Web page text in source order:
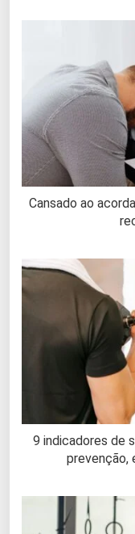
Cansado ao
9 indicadores de
prevenção,